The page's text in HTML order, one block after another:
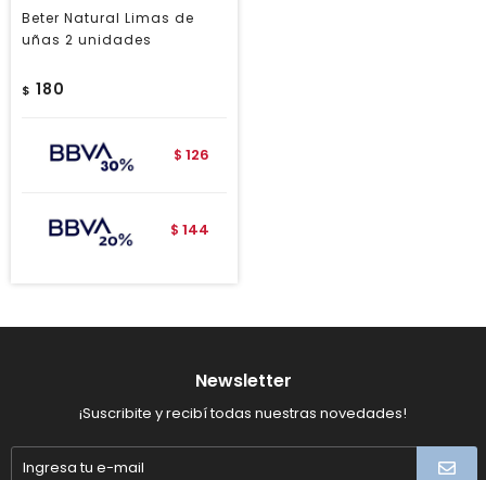
Beter Natural Limas de
uñas 2 unidades
$ 180
$ 126
$ 144
Newsletter
¡Suscribite y recibí todas nuestras novedades!